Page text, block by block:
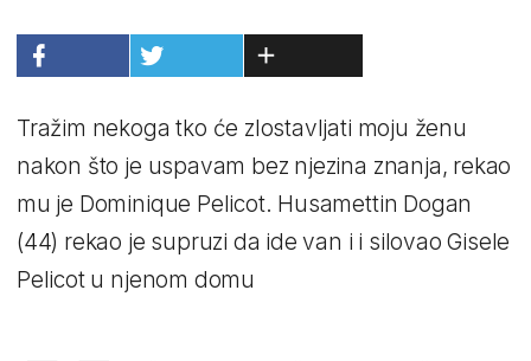
Tražim nekoga tko će zlostavljati moju ženu
nakon što je uspavam bez njezina znanja, rekao
mu je Dominique Pelicot. Husamettin Dogan
(44) rekao je supruzi da ide van i i silovao Gisele
Pelicot u njenom domu